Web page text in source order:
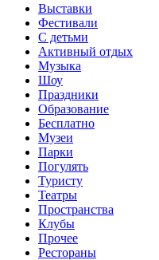
Выставки
Фестивали
С детьми
Активный отдых
Музыка
Шоу
Праздники
Образование
Бесплатно
Музеи
Парки
Погулять
Туристу
Театры
Пространства
Клубы
Прочее
Рестораны